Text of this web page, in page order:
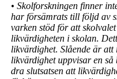
• Skolforskningen finner
har försämrats till följd av
varken stöd för att
likvärdigheten i skolan.
likvärdighet. Slående är
likvärdighet uppvisar en
dra slutsatsen att